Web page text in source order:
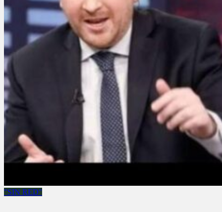
"SIN RED"